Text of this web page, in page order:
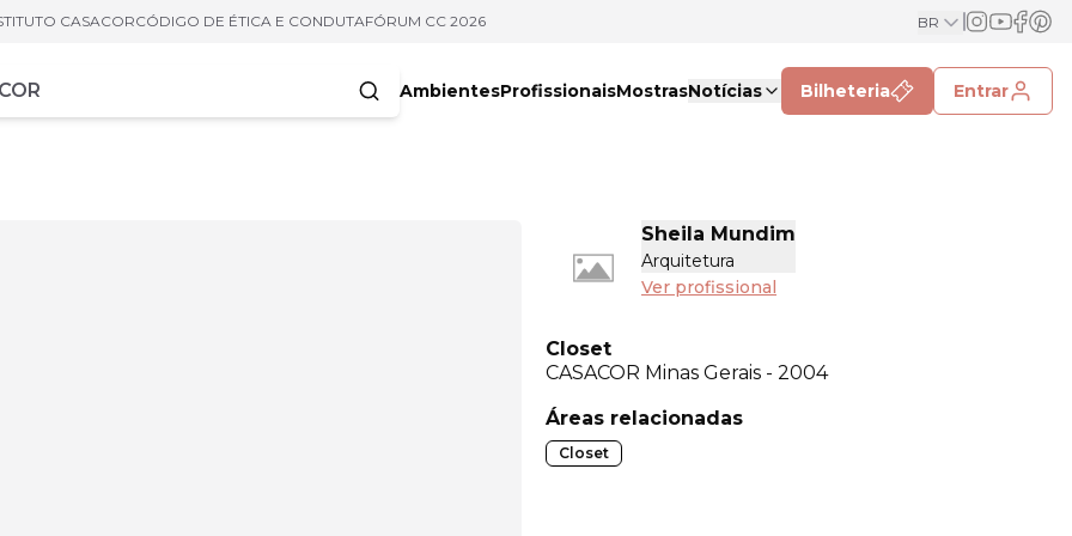
CASACORCÓDIGO DE ÉTICA E CONDUTAFÓRUM CC 2026 BR
AmbientesProfissionaisMostrasNotícias Bilheteria Entrar
Sheila Mundim
Arquitetura
Ver profissional
Closet
CASACOR Minas Gerais - 2004
Áreas relacionadas
Closet